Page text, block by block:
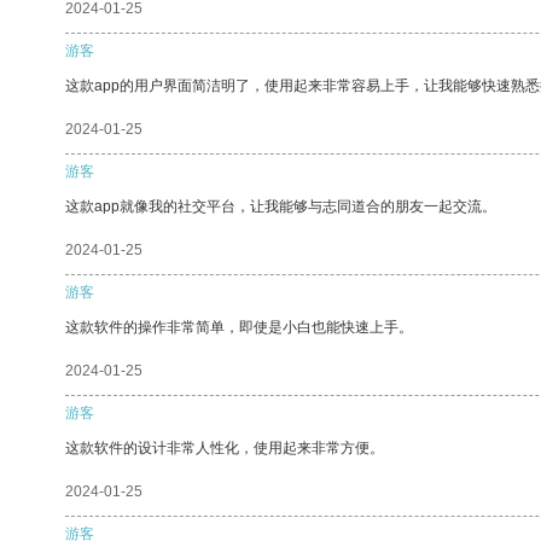
2024-01-25
游客
这款app的用户界面简洁明了，使用起来非常容易上手，让我能够快速熟
2024-01-25
游客
这款app就像我的社交平台，让我能够与志同道合的朋友一起交流。
2024-01-25
游客
这款软件的操作非常简单，即使是小白也能快速上手。
2024-01-25
游客
这款软件的设计非常人性化，使用起来非常方便。
2024-01-25
游客